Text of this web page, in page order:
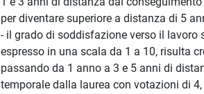
per diventare superiore a distanza di 5
- il grado di soddisfazione verso il lavoro
espresso in una scala da 1 a 10, risulta
passando da 1 anno a 3 e 5 anni di
temporale dalla laurea con votazioni di 4,